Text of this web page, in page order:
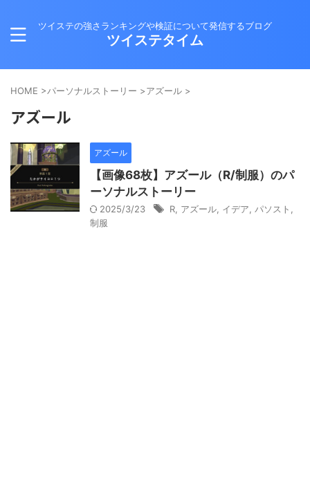
ツイステの強さランキングや検証について発信するブログ
ツイステタイム
HOME >パーソナルストーリー >アズール >
アズール
アズール
【画像68枚】アズール（R/制服）のパ
ーソナルストーリー
2025/3/23 R アズール イデア パソスト
制服